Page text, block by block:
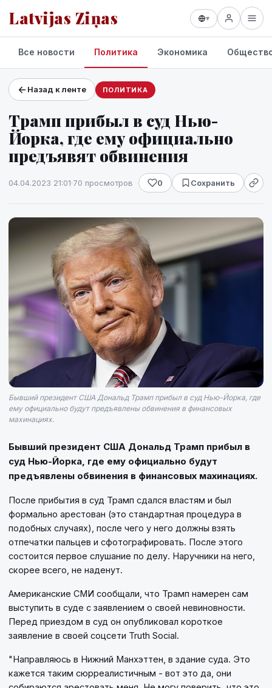
Latvijas Ziņas ▾
Проекты и сервисы
Прогноз погоды
Все новости Политика Экономика
Назад к ленте ПОЛИТИКА
Трамп прибыл в суд Нью-
Йорка, где ему официально
предъявят обвинения
04.04.2023 21:01·70 просмотров 0 Сохранить
Бывший президент США Дональд Трамп прибыл в суд Нью-Йорка, где
ему официально будут предъявлены обвинения в финансовых
махинациях.
Бывший президент США Дональд Трамп прибыл в
суд Нью-Йорка, где ему официально будут
предъявлены обвинения в финансовых махинациях.
После прибытия в суд Трамп сдался властям и был
формально арестован (это стандартная процедура в
подобных случаях), после чего у него должны взять
отпечатки пальцев и сфотографировать. После этого
состоится первое слушание по делу. Наручники на него,
скорее всего, не наденут.
Американские СМИ сообщали, что Трамп намерен сам
выступить в суде с заявлением о своей невиновности.
Перед приездом в суд он опубликовал короткое
заявление в своей соцсети Truth Social.
"Направляюсь в Нижний Манхэттен, в здание суда. Это
кажется таким сюрреалистичным - вот это да, они